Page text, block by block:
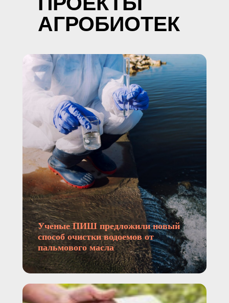
АГРОБИОТЕК
Ученые ПИШ предложили новый
способ очистки водоемов от
пальмового масла